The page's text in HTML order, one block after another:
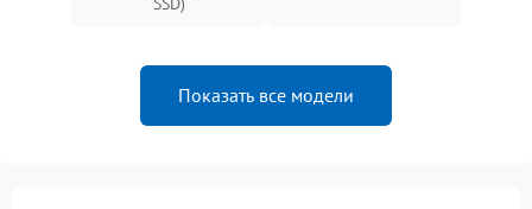
Показать все модели